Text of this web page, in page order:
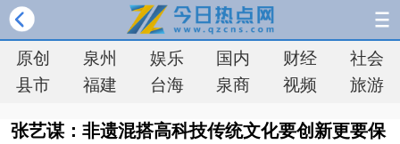
原创 泉州 娱乐 国内 财经
社会
县市
福建 台海 泉商 视频 旅游
张艺谋：非遗混搭高科技传统文化要创新更要保